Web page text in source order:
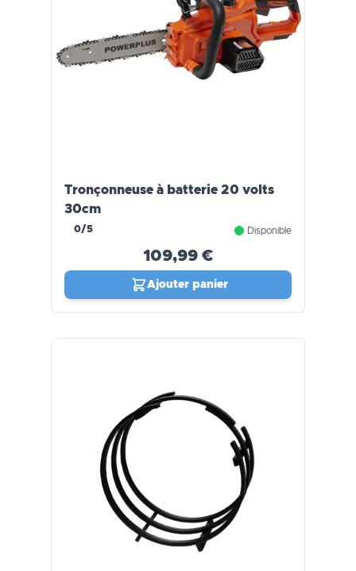
Tronçonneuse à batterie 20 volts
30cm
0/5 Disponible
109,99 €
Ajouter panier